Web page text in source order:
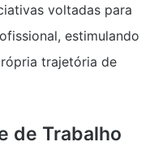
voltadas para
estimulando
trajetória de
de Trabalho